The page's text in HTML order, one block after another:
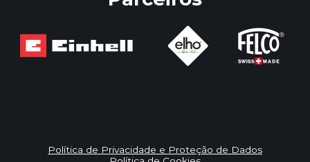
Política de Privacidade e Proteção de Dados